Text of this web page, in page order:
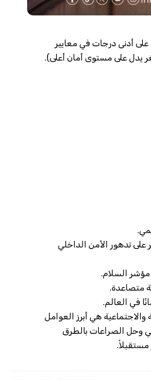
بالدول التي حصلت على أدنى درجات في معايير
إلى 5 (مع كون الرقم الأصغر يدل على مستوى أمان أعلى).
تدهور الأمن الداخلي
مؤشر السلام.
متصاعدة.
في العالم.
هي أبرز العوامل
وحل الصراعات بالطرق